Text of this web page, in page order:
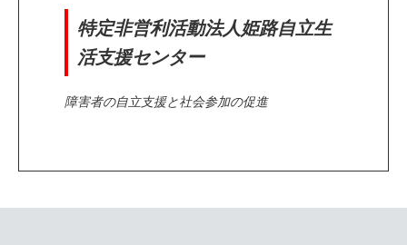
特定非営利活動法人姫路自立生
活支援センター
障害者の自立支援と社会参加の促進